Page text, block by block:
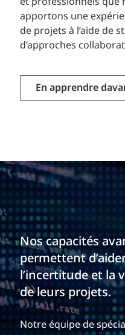
apportons une
de projets à l’aide de
d’approches
En apprendre
Nos capacités
permettent
l’incertitude et la
de leurs projets.
Notre équipe de